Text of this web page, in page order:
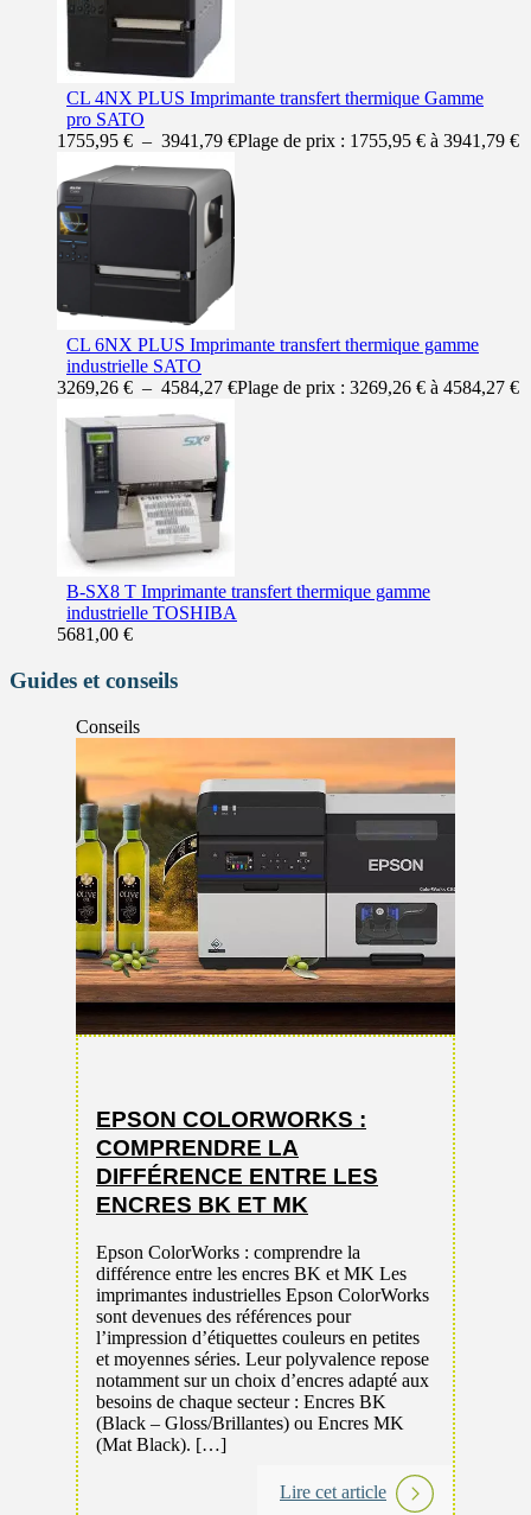
CL 4NX PLUS Imprimante transfert thermique Gamme
pro SATO
1755,95 € – 3941,79 €Plage de prix : 1755,95 € à 3941,79 €
CL 6NX PLUS Imprimante transfert thermique gamme
industrielle SATO
3269,26 € – 4584,27 €Plage de prix : 3269,26 € à 4584,27 €
B-SX8 T Imprimante transfert thermique gamme
industrielle TOSHIBA
5681,00 €
Guides et conseils
Conseils
EPSON COLORWORKS :
COMPRENDRE LA
DIFFÉRENCE ENTRE LES
ENCRES BK ET MK
Epson ColorWorks : comprendre la
différence entre les encres BK et MK Les
imprimantes industrielles Epson ColorWorks
sont devenues des références pour
l’impression d’étiquettes couleurs en petites
et moyennes séries. Leur polyvalence repose
notamment sur un choix d’encres adapté aux
besoins de chaque secteur : Encres BK
(Black – Gloss/Brillantes) ou Encres MK
(Mat Black). […]
Lire cet article